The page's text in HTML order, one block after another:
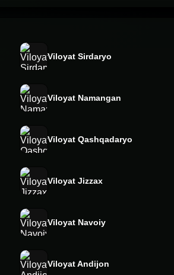
Viloyat Sirdaryo
Viloyat Namangan
Viloyat Qashqadaryo
Viloyat Jizzax
Viloyat Navoiy
Viloyat Andijon